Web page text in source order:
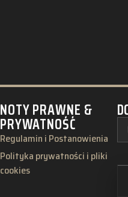
NOTY PRAWNE &
PRYWATNOŚĆ
Regulamin i Postanowienia
Polityka prywatności i pliki
cookies